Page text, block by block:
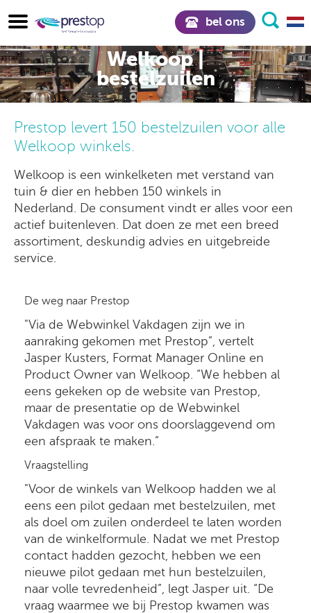
bel ons
Welkoop |
bestelzuilen
Prestop levert 150 bestelzuilen voor alle
Welkoop winkels.
Welkoop is een winkelketen met verstand van
tuin & dier en hebben 150 winkels in
Nederland. De consument vindt er alles voor een
actief buitenleven. Dat doen ze met een breed
assortiment, deskundig advies en uitgebreide
service.
De weg naar Prestop
"Via de Webwinkel Vakdagen zijn we in
aanraking gekomen met Prestop”, vertelt
Jasper Kusters, Format Manager Online en
Product Owner van Welkoop. “We hebben al
eens gekeken op de website van Prestop,
maar de presentatie op de Webwinkel
Vakdagen was voor ons doorslaggevend om
een afspraak te maken.”
Vraagstelling
"Voor de winkels van Welkoop hadden we al
eens een pilot gedaan met bestelzuilen, met
als doel om zuilen onderdeel te laten worden
van de winkelformule. Nadat we met Prestop
contact hadden gezocht, hebben we een
nieuwe pilot gedaan met hun bestelzuilen,
naar volle tevredenheid”, legt Jasper uit. “De
vraag waarmee we bij Prestop kwamen was